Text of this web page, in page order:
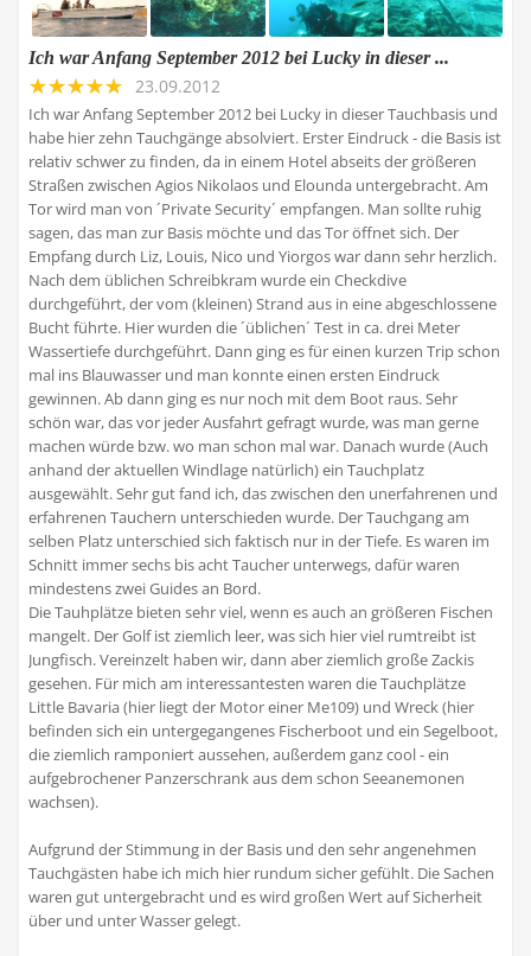
Ich war Anfang September 2012 bei Lucky in dieser ...
23.09.2012
Ich war Anfang September 2012 bei Lucky in dieser Tauchbasis und
habe hier zehn Tauchgänge absolviert. Erster Eindruck - die Basis ist
relativ schwer zu finden, da in einem Hotel abseits der größeren
Straßen zwischen Agios Nikolaos und Elounda untergebracht. Am
Tor wird man von ´Private Security´ empfangen. Man sollte ruhig
sagen, das man zur Basis möchte und das Tor öffnet sich. Der
Empfang durch Liz, Louis, Nico und Yiorgos war dann sehr herzlich.
Nach dem üblichen Schreibkram wurde ein Checkdive
durchgeführt, der vom (kleinen) Strand aus in eine abgeschlossene
Bucht führte. Hier wurden die ´üblichen´ Test in ca. drei Meter
Wassertiefe durchgeführt. Dann ging es für einen kurzen Trip schon
mal ins Blauwasser und man konnte einen ersten Eindruck
gewinnen. Ab dann ging es nur noch mit dem Boot raus. Sehr
schön war, das vor jeder Ausfahrt gefragt wurde, was man gerne
machen würde bzw. wo man schon mal war. Danach wurde (Auch
anhand der aktuellen Windlage natürlich) ein Tauchplatz
ausgewählt. Sehr gut fand ich, das zwischen den unerfahrenen und
erfahrenen Tauchern unterschieden wurde. Der Tauchgang am
selben Platz unterschied sich faktisch nur in der Tiefe. Es waren im
Schnitt immer sechs bis acht Taucher unterwegs, dafür waren
mindestens zwei Guides an Bord.
Die Tauhplätze bieten sehr viel, wenn es auch an größeren Fischen
mangelt. Der Golf ist ziemlich leer, was sich hier viel rumtreibt ist
Jungfisch. Vereinzelt haben wir, dann aber ziemlich große Zackis
gesehen. Für mich am interessantesten waren die Tauchplätze
Little Bavaria (hier liegt der Motor einer Me109) und Wreck (hier
befinden sich ein untergegangenes Fischerboot und ein Segelboot,
die ziemlich ramponiert aussehen, außerdem ganz cool - ein
aufgebrochener Panzerschrank aus dem schon Seeanemonen
wachsen).
Aufgrund der Stimmung in der Basis und den sehr angenehmen
Tauchgästen habe ich mich hier rundum sicher gefühlt. Die Sachen
waren gut untergebracht und es wird großen Wert auf Sicherheit
über und unter Wasser gelegt.